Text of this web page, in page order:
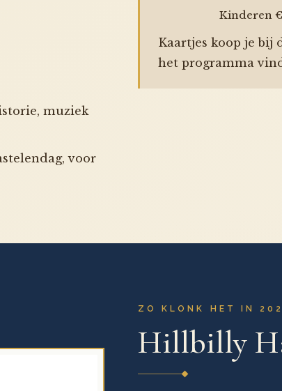
muziek
voor
Kinderen
Kaartjes koop je bij
het programma
ZO KLONK HET IN
Hillbilly